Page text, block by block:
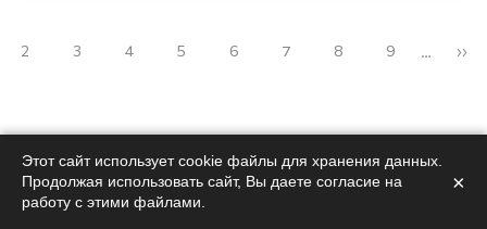
2 3 4 5 6 7 8 9 … ››
Поможемподобрать
Этот сайт использует cookie файлы для хранения данных.
Продолжая использовать сайт, Вы даете согласие на
работу с этими файлами.
×